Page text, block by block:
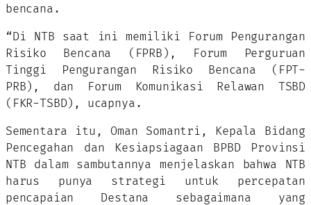
bencana.
“Di NTB saat ini memiliki Forum Pengurangan
Risiko Bencana (FPRB), Forum Perguruan
Tinggi Pengurangan Risiko Bencana (FPT-
PRB), dan Forum Komunikasi Relawan TSBD
(FKR-TSBD), ucapnya.
Sementara itu, Oman Somantri, Kepala Bidang
Pencegahan dan Kesiapsiagaan BPBD Provinsi
NTB dalam sambutannya menjelaskan bahwa NTB
harus punya strategi untuk percepatan
pencapaian Destana sebagaimana yang